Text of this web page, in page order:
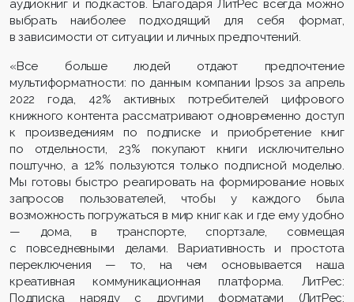
аудиокниг и подкастов. Благодаря ЛитРес всегда можно
выбрать наиболее подходящий для себя формат,
в зависимости от ситуации и личных предпочтений.
«Все больше людей отдают предпочтение
мультиформатности: по данным компании Ipsos за апрель
2022 года, 42% активных потребителей цифрового
книжного контента рассматривают одновременно доступ
к произведениям по подписке и приобретение книг
по отдельности, 23% покупают книги исключительно
поштучно, а 12% пользуются только подписной моделью.
Мы готовы быстро реагировать на формирование новых
запросов пользователей, чтобы у каждого была
возможность погружаться в мир книг как и где ему удобно
— дома, в транспорте, спортзале, совмещая
с повседневными делами. Вариативность и простота
переключения — то, на чем основывается наша
креативная коммуникационная платформа. ЛитРес:
Подписка наряду с другими форматами (ЛитРес: